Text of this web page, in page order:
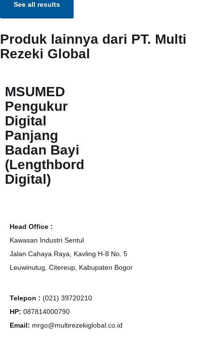
See all results
Produk lainnya dari PT. Multi
Rezeki Global
MSUMED
Pengukur
Digital
Panjang
Badan Bayi
(Lengthbord
Digital)
Head Office :
Kawasan Industri Sentul
Jalan Cahaya Raya, Kavling H-8 No. 5
Leuwinutug, Citereup, Kabupaten Bogor
Telepon : (021) 39720210
HP: 087814000790
Email: mrgo@multirezekiglobal.co.id